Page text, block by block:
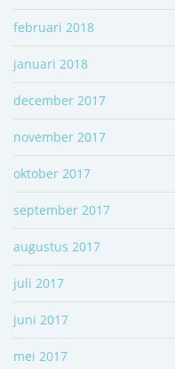
februari 2018
januari 2018
december 2017
november 2017
oktober 2017
september 2017
augustus 2017
juli 2017
juni 2017
mei 2017